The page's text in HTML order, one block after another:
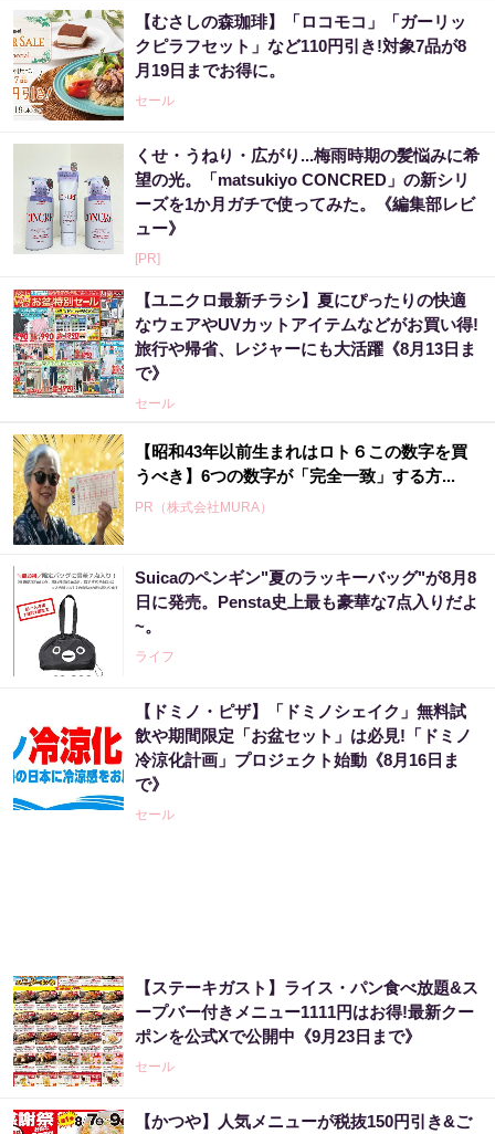
【むさしの森珈琲】「ロコモコ」「ガーリッ
クピラフセット」など110円引き!対象7品が8
月19日までお得に。
セール
くせ・うねり・広がり...梅雨時期の髪悩みに希
望の光。「matsukiyo CONCRED」の新シリ
ーズを1か月ガチで使ってみた。《編集部レビ
ュー》
[PR]
【ユニクロ最新チラシ】夏にぴったりの快適
なウェアやUVカットアイテムなどがお買い得!
旅行や帰省、レジャーにも大活躍《8月13日ま
で》
セール
【昭和43年以前生まれはロト６この数字を買
うべき】6つの数字が「完全一致」する方...
PR（株式会社MURA）
3億当選主婦「宝くじ買う前に〇〇した」当選
率上げる方法
「僕が世界三大投資家から信頼されている理
由」精鋭のなかでNo.1になった天才
PR（Acoco.）
８月のロト6はこの方法で買え!!６つの数字が
『完全一致』する方法
PR（株式会社MURA）
宝くじ当選で貧乏女性が人生変えた実話
Suicaのペンギン"夏のラッキーバッグ"が8月8
日に発売。Pensta史上最も豪華な7点入りだよ
~。
ライフ
【ドミノ・ピザ】「ドミノシェイク」無料試
飲や期間限定「お盆セット」は必見!「ドミノ
冷涼化計画」プロジェクト始動《8月16日ま
で》
セール
【ステーキガスト】ライス・パン食べ放題&ス
ープバー付きメニュー1111円はお得!最新クー
ポンを公式Xで公開中《9月23日まで》
セール
【かつや】人気メニューが税抜150円引き&ご